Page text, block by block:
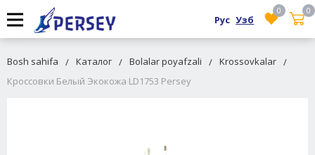
0
0
Рус Узб
Bosh sahifa Каталог Bolalar poyafzali
Krossovkalar
Кроссовки Белый Экокожа LD1753 Persey